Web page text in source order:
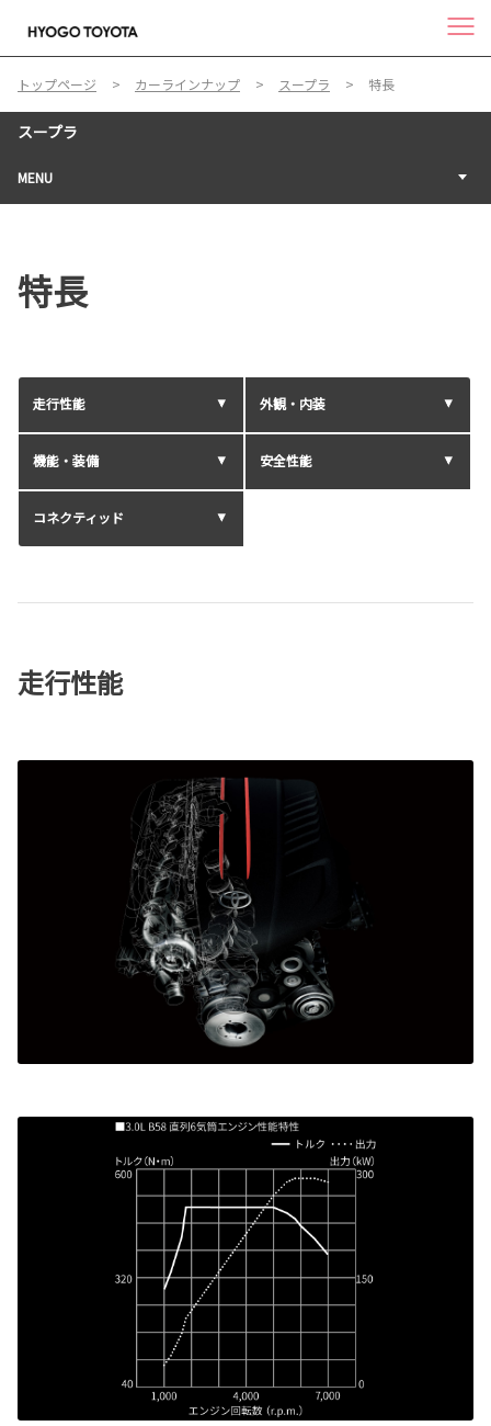
トップページ カーラインナップ スープラ 特長
スープラ
MENU
特長
走行性能 外観・内装
機能・装備 安全性能
コネクティッド
走行性能